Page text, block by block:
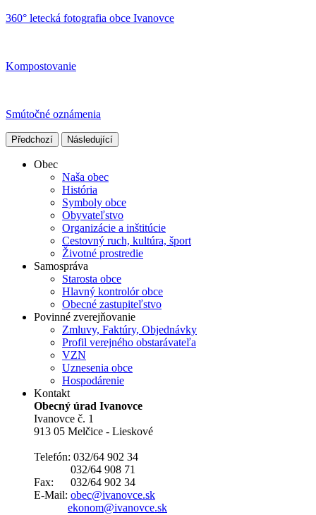
360° letecká fotografia obce Ivanovce
Kompostovanie
Smútočné oznámenia
Předchozí Následující
Obec
Naša obec
História
Symboly obce
Obyvateľstvo
Organizácie a inštitúcie
Cestovný ruch, kultúra, šport
Životné prostredie
Samospráva
Starosta obce
Hlavný kontrolór obce
Obecné zastupiteľstvo
Povinné zverejňovanie
Zmluvy, Faktúry, Objednávky
Profil verejného obstarávateľa
VZN
Uznesenia obce
Hospodárenie
Kontakt
Obecný úrad Ivanovce
Ivanovce č. 1
913 05 Melčice - Lieskové
Telefón: 032/64 902 34
032/64 908 71
Fax: 032/64 902 34
E-Mail: obec@ivanovce.sk
ekonom@ivanovce.sk